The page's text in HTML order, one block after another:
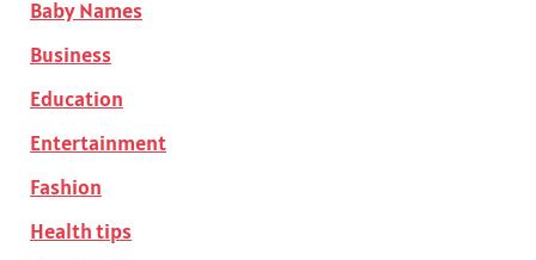
Baby Names
Business
Education
Entertainment
Fashion
Health tips